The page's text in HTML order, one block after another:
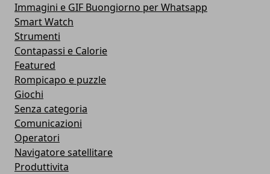
Immagini e GIF Buongiorno per Whatsapp
Smart Watch
Strumenti
Contapassi e Calorie
Featured
Rompicapo e puzzle
Giochi
Senza categoria
Comunicazioni
Operatori
Navigatore satellitare
Produttivita